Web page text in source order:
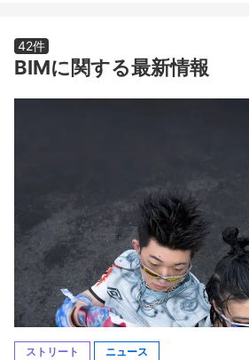
42件
BIMに関する最新情報
ストリート ニュース